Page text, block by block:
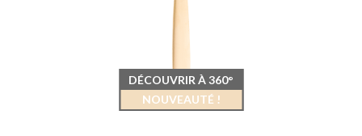
DÉCOUVRIR À 360°
NOUVEAUTÉ !